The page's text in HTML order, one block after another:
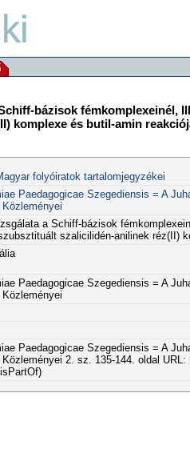
bázisok fémkomplexeinél,
komplexe és butil-amin
folyóiratok tartalomjegyzékei
Paedagogicae Szegediensis = A
a Schiff-bázisok
szalicilidén-anilinek réz(II)
Paedagogicae Szegediensis = A
Paedagogicae Szegediensis = A
2. sz. 135-144. oldal URL: